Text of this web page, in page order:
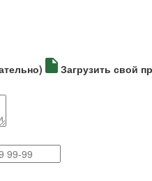
Загрузить свой